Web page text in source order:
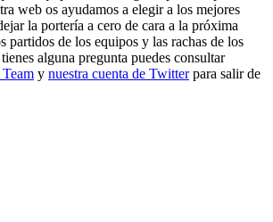
web os ayudamos a elegir a los mejores
la portería a cero de cara a la próxima
partidos de los equipos y las rachas de los
alguna pregunta puedes consultar
y nuestra cuenta de Twitterpara salir de